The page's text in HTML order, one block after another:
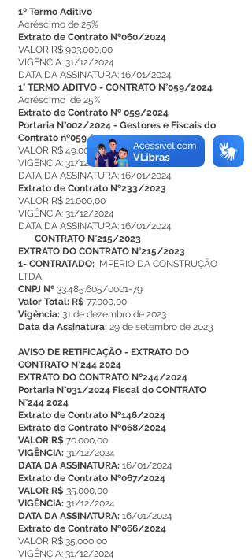
1º Termo Aditivo
Acréscimo de 25%
Extrato de Contrato Nº060/2024
VALOR R$ 903.000,00
VIGÊNCIA: 31/12/2024
DATA DA ASSINATURA: 16/01/2024
1° TERMO ADITVO - CONTRATO N°059/2024
Acréscimo de 25%
Extrato de Contrato Nº 059/2024
Portaria N°002/2024 - Gestores e Fiscais do
Contrato nº059/2024
VALOR R$ 49.000,00
VIGÊNCIA: 31/12/2024
DATA DA ASSINATURA: 16/01/2024
Extrato de Contrato Nº233/2023
VALOR R$ 21.000,00
VIGÊNCIA: 31/12/2024
DATA DA ASSINATURA: 16/01/2024
CONTRATO N°215/2023
EXTRATO DO CONTRATO N°215/2023
1- CONTRATADO: IMPÉRIO DA CONSTRUÇÃO
LTDA
CNPJ Nº 33.485.605/0001-79
Valor Total: R$ 77.000,00
Vigência: 31 de dezembro de 2023
Data da Assinatura: 29 de setembro de 2023
AVISO DE RETIFICAÇÃO - EXTRATO DO
CONTRATO N°244 2024
EXTRATO DO CONTRATO Nº244/2024
Portaria N°031/2024 Fiscal do CONTRATO
N°244 2024
Extrato de Contrato Nº146/2024
Extrato de Contrato Nº068/2024
VALOR R$ 70.000,00
VIGÊNCIA: 31/12/2024
DATA DA ASSINATURA: 16/01/2024
Extrato de Contrato Nº067/2024
VALOR R$ 35.000,00
VIGÊNCIA: 31/12/2024
DATA DA ASSINATURA: 16/01/2024
Extrato de Contrato Nº066/2024
VALOR R$ 35.000,00
VIGÊNCIA: 31/12/2024